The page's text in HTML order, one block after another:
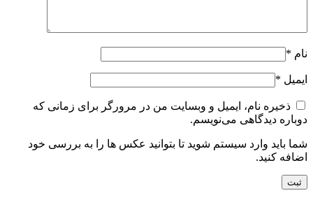
نام *
ایمیل *
ذخیره نام، ایمیل و وبسایت من در مرورگر برای زمانی که
دوباره دیدگاهی می‌نویسم.
شما باید وارد سیستم شوید تا بتوانید عکس ها را به بررسی خود
اضافه کنید.